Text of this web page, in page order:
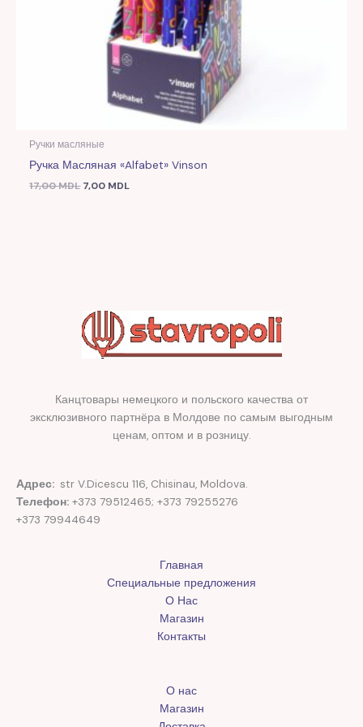
Ручки масляные
Ручка Масляная «Alfabet» Vinson
17,00MDL 7,00 MDL
Канцтовары немецкого и польского качества от
эксклюзивного партнёра в Молдове по самым выгодным
ценам, оптом и в розницу.
Адрес: str V.Dicescu 116, Chisinau, Moldova.
Телефон: +373 79512465; +373 79255276
+373 79944649
Главная
Специальные предложения
О Нас
Магазин
Контакты
О нас
Магазин